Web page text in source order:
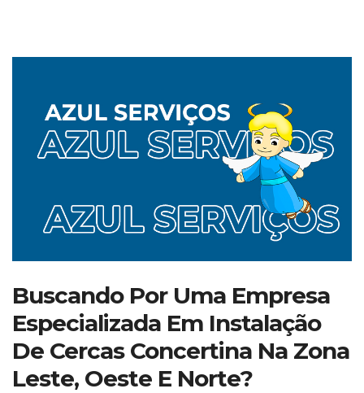
Buscando Por Uma Empresa
Especializada Em Instalação
De Cercas Concertina Na Zona
Leste, Oeste E Norte?